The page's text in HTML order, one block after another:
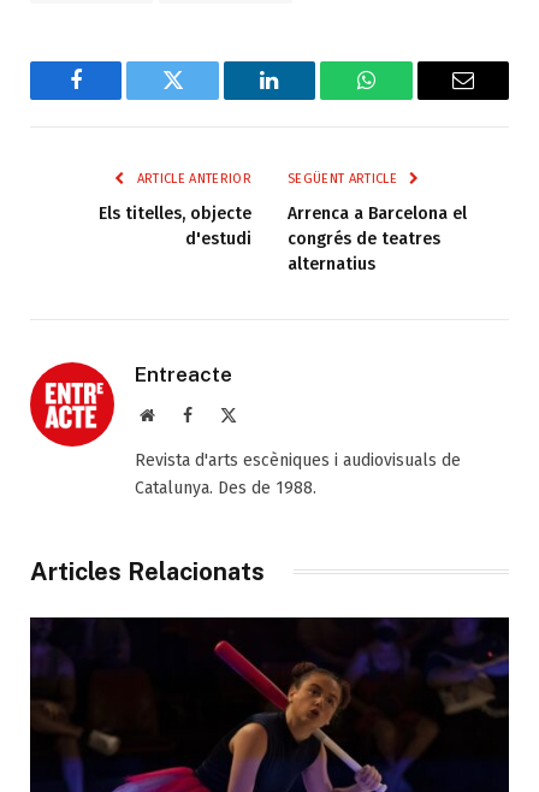
Facebook Twitter LinkedIn WhatsAppEmail
ARTICLE ANTERIOR
Els titelles, objecte
d'estudi
SEGÜENT ARTICLE
Arrenca a Barcelona el
congrés de teatres
alternatius
Entreacte
Web Facebook
Revista d'arts escèniques i audiovisuals de
Catalunya. Des de 1988.
Articles Relacionats